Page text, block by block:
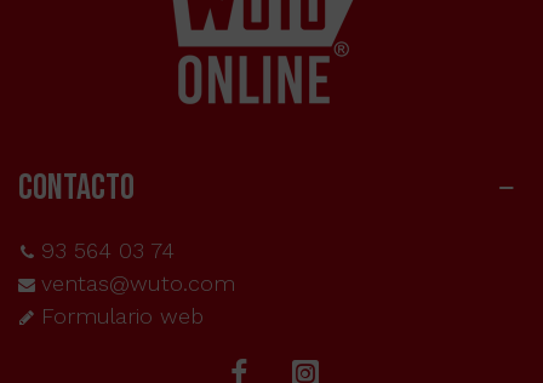
CONTACTO
93 564 03 74
ventas@wuto.com
Formulario web